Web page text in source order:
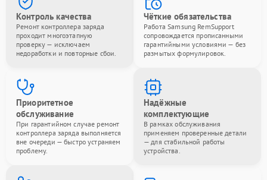
Контроль качества
Ремонт контроллера заряда
проходит многоэтапную
проверку — исключаем
недоработки и повторные сбои.
Чёткие обязательства
Работа Samsung RemSupport
сопровождается прописанными
гарантийными условиями — без
размытых формулировок.
Приоритетное
обслуживание
При гарантийном случае ремонт
контроллера заряда выполняется
вне очереди — быстро устраняем
проблему.
Надёжные
комплектующие
В рамках обслуживания
применяем проверенные детали
— для стабильной работы
устройства.